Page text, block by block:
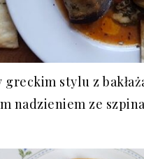
greckim stylu z
nadzieniem ze